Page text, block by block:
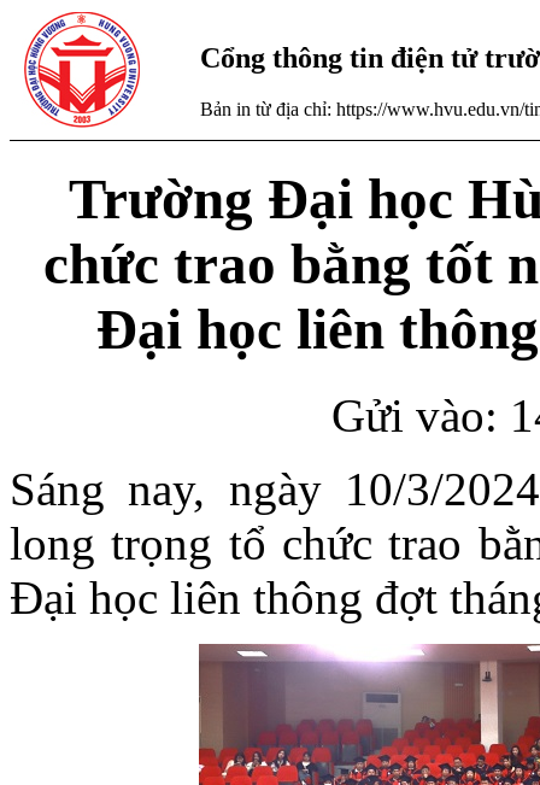
Cổng thông tin điện tử
Bản in từ địa chỉ: https://www.hvu.edu.vn/
Trường Đại học
chức trao bằng tốt
Đại học liên
Gửi vào:
Sáng nay, ngày 10/3/
long trọng tổ chức trao
Đại học liên thông đợt